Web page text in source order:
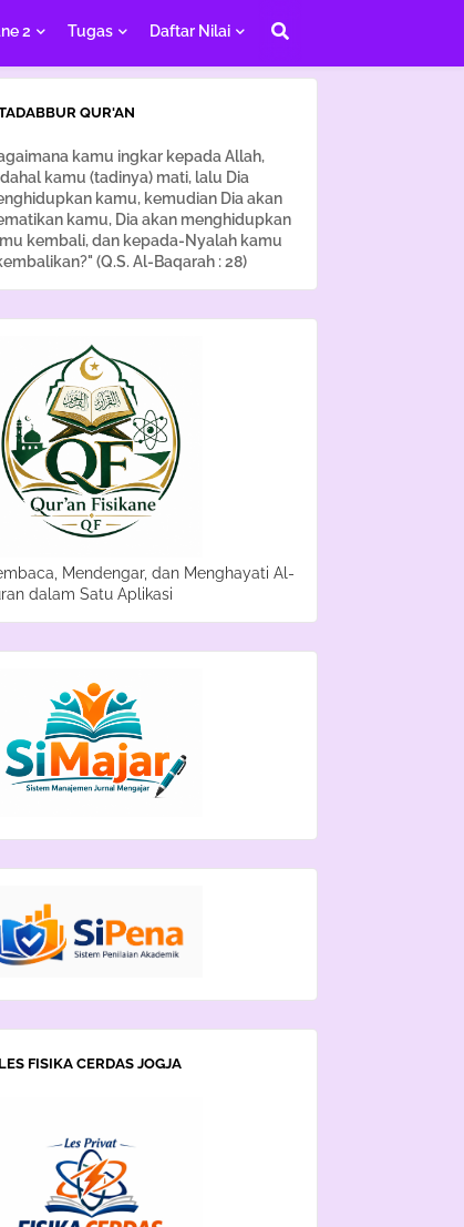
2 Tugas Daftar Nilai
QUR'AN
kamu ingkar kepada Allah,
kamu (tadinya) mati, lalu Dia
kamu, kemudian Dia akan
kamu, Dia akan menghidupkan
kembali, dan kepada-Nyalah kamu
(Q.S. Al-Baqarah : 28)
Mendengar, dan Menghayati Al-
dalam Satu Aplikasi
LES FISIKA CERDAS JOGJA